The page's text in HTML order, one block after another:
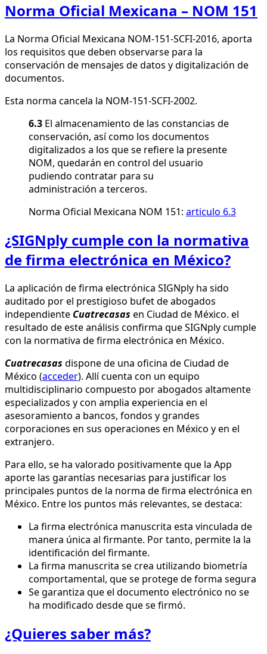
Norma Oficial Mexicana – NOM 151
La Norma Oficial Mexicana NOM-151-SCFI-2016, aporta
los requisitos que deben observarse para la
conservación de mensajes de datos y digitalización de
documentos.
Esta norma cancela la NOM-151-SCFI-2002.
6.3 El almacenamiento de las constancias de
conservación, así como los documentos
digitalizados a los que se refiere la presente
NOM, quedarán en control del usuario
pudiendo contratar para su
administración a terceros.
Norma Oficial Mexicana NOM 151: articulo 6.3
¿SIGNply cumple con la normativa
de firma electrónica en México?
La aplicación de firma electrónica SIGNply ha sido
auditado por el prestigioso bufet de abogados
independiente Cuatrecasas en Ciudad de México. el
resultado de este análisis confirma que SIGNply cumple
con la normativa de firma electrónica en México.
Cuatrecasas dispone de una oficina de Ciudad de
México (acceder). Allí cuenta con un equipo
multidisciplinario compuesto por abogados altamente
especializados y con amplia experiencia en el
asesoramiento a bancos, fondos y grandes
corporaciones en sus operaciones en México y en el
extranjero.
Para ello, se ha valorado positivamente que la App
aporte las garantías necesarias para justificar los
principales puntos de la norma de firma electrónica en
México. Entre los puntos más relevantes, se destaca:
La firma electrónica manuscrita esta vinculada de
manera única al firmante. Por tanto, permite la la
identificación del firmante.
La firma manuscrita se crea utilizando biometría
comportamental, que se protege de forma segura
Se garantiza que el documento electrónico no se
ha modificado desde que se firmó.
¿Quieres saber más?